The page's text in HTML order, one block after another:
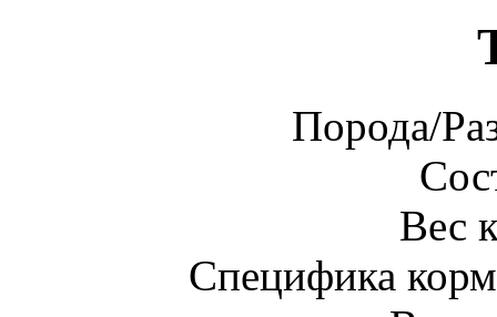
Порода/
Вес
Специфика